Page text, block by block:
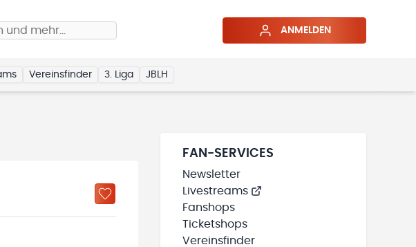
und mehr… ANMELDEN
Vereinsfinder 3. Liga JBLH
FAN-SERVICES
Newsletter
Livestreams
Fanshops
Ticketshops
Vereinsfinder